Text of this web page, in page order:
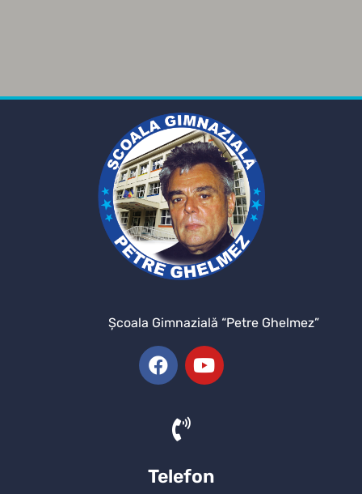
Şcoala Gimnazială “Petre Ghelmez”
Telefon